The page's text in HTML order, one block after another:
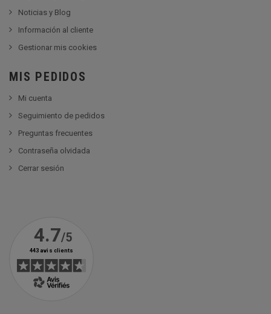
Noticias y Blog
Información al cliente
Gestionar mis cookies
MIS PEDIDOS
Mi cuenta
Seguimiento de pedidos
Preguntas frecuentes
Contraseña olvidada
Cerrar sesión